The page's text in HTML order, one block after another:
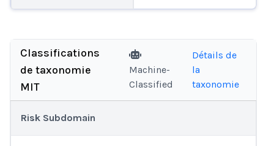
Classifications
de taxonomie
MIT
Machine-
Classified
Détails de
la
taxonomie
Risk Subdomain